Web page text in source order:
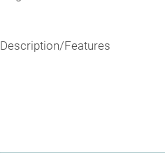
Description/Features